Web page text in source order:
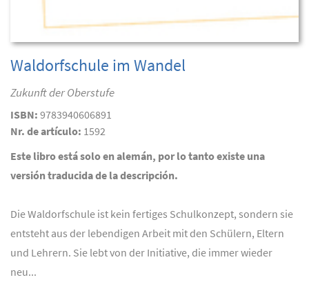
Waldorfschule im Wandel
Zukunft der Oberstufe
ISBN: 9783940606891
Nr. de artículo: 1592
Este libro está solo en alemán, por lo tanto existe una
versión traducida de la descripción.
Die Waldorfschule ist kein fertiges Schulkonzept, sondern sie
entsteht aus der lebendigen Arbeit mit den Schülern, Eltern
und Lehrern. Sie lebt von der Initiative, die immer wieder
neu...